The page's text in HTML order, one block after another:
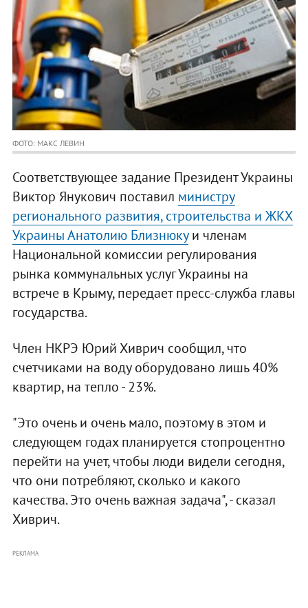
ФОТО: МАКС ЛЕВИН
Соответствующее задание Президент Украины
Виктор Янукович поставил министру
регионального развития, строительства и ЖКХ
Украины Анатолию Близнюкуи членам
Национальной комиссии регулирования
рынка коммунальных услуг Украины на
встрече в Крыму, передает пресс-служба главы
государства.
Член НКРЭ Юрий Хиврич сообщил, что
счетчиками на воду оборудовано лишь 40%
квартир, на тепло - 23%.
"Это очень и очень мало, поэтому в этом и
следующем годах планируется стопроцентно
перейти на учет, чтобы люди видели сегодня,
что они потребляют, сколько и какого
качества. Это очень важная задача", - сказал
Хиврич.
РЕКЛАМА